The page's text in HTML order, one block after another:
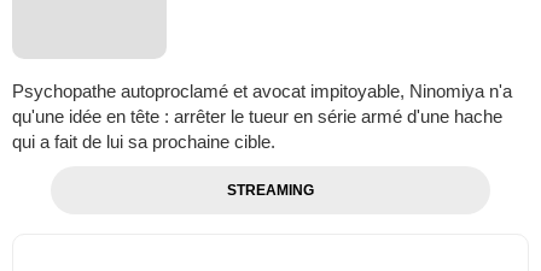
Psychopathe autoproclamé et avocat impitoyable, Ninomiya n'a
qu'une idée en tête : arrêter le tueur en série armé d'une hache
qui a fait de lui sa prochaine cible.
STREAMING